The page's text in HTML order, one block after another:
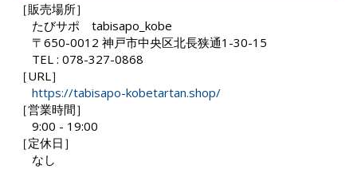
［販売場所］
たびサポ tabisapo_kobe
〒650-0012 神戸市中央区北長狭通1-30-15
TEL : 078-327-0868
［URL］
https://tabisapo-kobetartan.shop/
［営業時間］
9:00 - 19:00
［定休日］
なし